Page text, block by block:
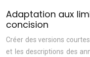
Adaptation aux
concision
Créer des versions
et les descriptions des